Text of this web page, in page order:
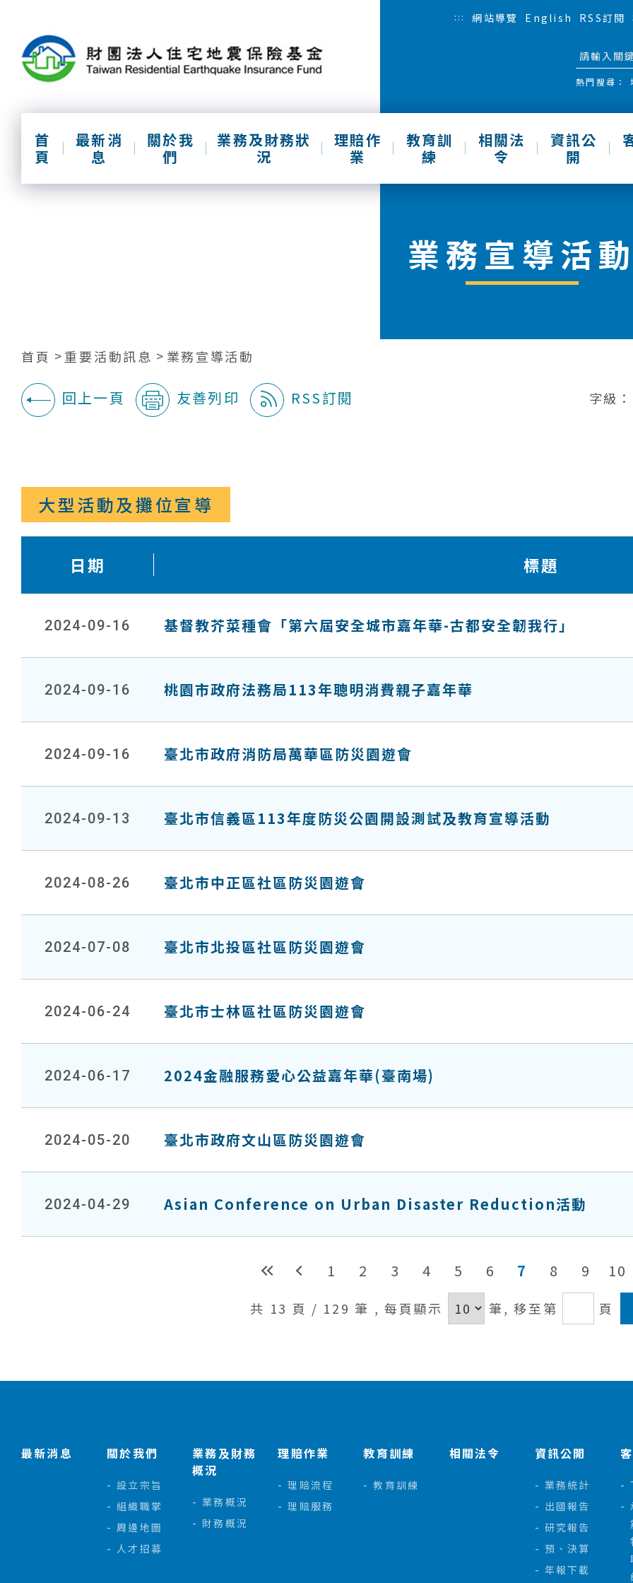
::: 網站導覽 English RSS訂閱
熱門搜尋：
首
頁
最新消
息
關於我
們
業務及財務狀
況
理賠作
業
教育訓
練
相關法
令
資訊公
開
業務宣導活
首頁 重要活動訊息 業務宣導活動
回上一頁 友善列印 RSS訂閱 字級：
大型活動及攤位宣導
日期 標題
2024-09-16 基督教芥菜種會「第六屆安全城市嘉年華-古都安全韌我行」
2024-09-16 桃園市政府法務局113年聰明消費親子嘉年華
2024-09-16 臺北市政府消防局萬華區防災園遊會
2024-09-13 臺北市信義區113年度防災公園開設測試及教育宣導活動
2024-08-26 臺北市中正區社區防災園遊會
2024-07-08 臺北市北投區社區防災園遊會
2024-06-24 臺北市士林區社區防災園遊會
2024-06-17 2024金融服務愛心公益嘉年華(臺南場)
2024-05-20 臺北市政府文山區防災園遊會
2024-04-29 Asian Conference on Urban Disaster Reduction活動
1 2 3 4 5 6 7 8 9 10
共 13 頁 / 129 筆 , 每頁顯示 筆,移至第 頁
最新消息 關於我們
設立宗旨
組織職掌
周邊地圖
人才招募
業務及財務
概況
業務概況
財務概況
理賠作業
理賠流程
理賠服務
教育訓練
教育訓練
相關法令 資訊公開
業務統計
出國報告
研究報告
預、決算
年報下載